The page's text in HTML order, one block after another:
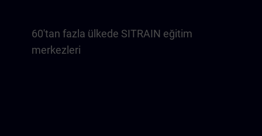
60'tan fazla ülkede SITRAIN eğitim
merkezleri